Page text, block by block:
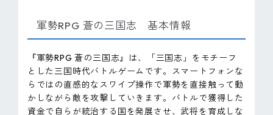
軍勢RPG 蒼の三国志 基本情報
『軍勢RPG 蒼の三国志』は、「三国志」をモチーフ
とした三国時代バトルゲームです。スマートフォンな
らではの直感的なスワイプ操作で軍勢を直接触って動
かしながら敵を攻撃していきます。バトルで獲得した
資金で自らが統治する国を発展させ、武将を育成しな